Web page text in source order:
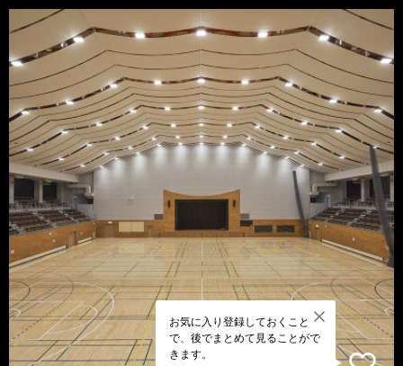
お気に入り登録しておくこと
で、後でまとめて見ることがで
きます。